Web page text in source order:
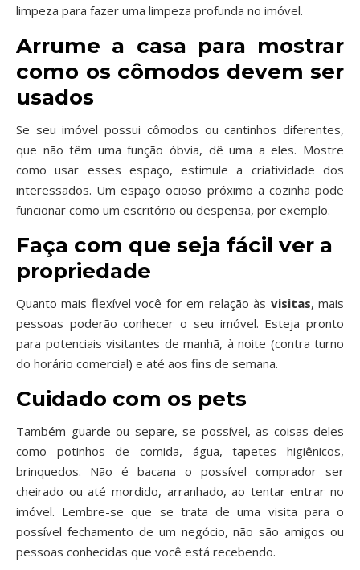
limpeza para fazer uma limpeza profunda no imóvel.
Arrume a casa para mostrar
como os cômodos devem ser
usados
Se seu imóvel possui cômodos ou cantinhos diferentes,
que não têm uma função óbvia, dê uma a eles. Mostre
como usar esses espaço, estimule a criatividade dos
interessados. Um espaço ocioso próximo a cozinha pode
funcionar como um escritório ou despensa, por exemplo.
Faça com que seja fácil ver a
propriedade
Quanto mais flexível você for em relação às visitas, mais
pessoas poderão conhecer o seu imóvel. Esteja pronto
para potenciais visitantes de manhã, à noite (contra turno
do horário comercial) e até aos fins de semana.
Cuidado com os pets
Também guarde ou separe, se possível, as coisas deles
como potinhos de comida, água, tapetes higiênicos,
brinquedos. Não é bacana o possível comprador ser
cheirado ou até mordido, arranhado, ao tentar entrar no
imóvel. Lembre-se que se trata de uma visita para o
possível fechamento de um negócio, não são amigos ou
pessoas conhecidas que você está recebendo.